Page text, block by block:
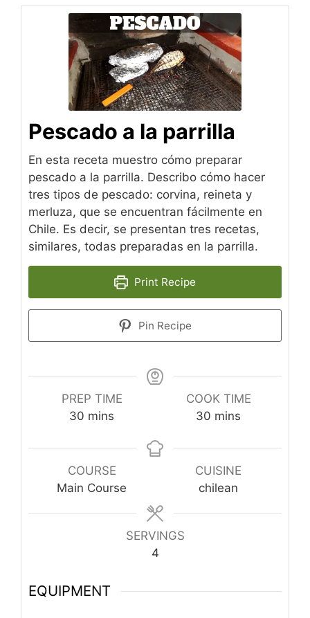
Pescado a la parrilla
En esta receta muestro cómo preparar
pescado a la parrilla. Describo cómo hacer
tres tipos de pescado: corvina, reineta y
merluza, que se encuentran fácilmente en
Chile. Es decir, se presentan tres recetas,
similares, todas preparadas en la parrilla.
Print Recipe
Pin Recipe
PREP TIME
30 minutes
mins
COOK TIME
30 minutes
mins
COURSE
Main Course
CUISINE
chilean
SERVINGS
4
EQUIPMENT